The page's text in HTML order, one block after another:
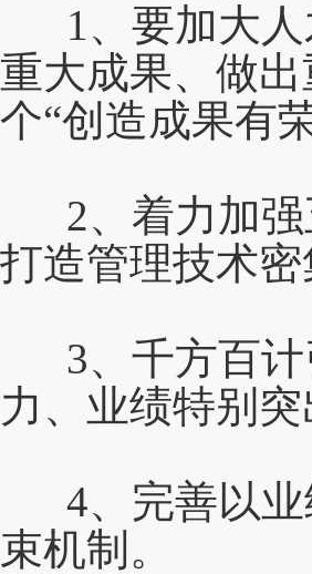
1、要加大
重大成果、做
个“创造成果有
2、着力加
打造管理技术
3、千方百
力、业绩特别
4、完善以
束机制。